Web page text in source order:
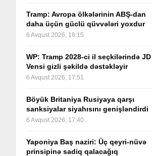
Tramp: Avropa ölkələrinin ABŞ-dan
daha üçün güclü qüvvələri yoxdur
6 Avqust 2026, 18:15
WP: Tramp 2028-ci il seçkilərində JD
Vensi gizli şəkildə dəstəkləyir
6 Avqust 2026, 17:51
Böyük Britaniya Rusiyaya qarşı
sanksiyalar siyahısını genişləndirdi
6 Avqust 2026, 17:40
Yaponiya Baş naziri: Üç qeyri-nüvə
prinsipinə sadiq qalacağıq